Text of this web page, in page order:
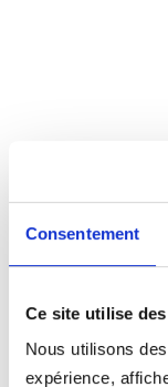
Consentement
Ce site utilise
Nous utilisons
expérience,